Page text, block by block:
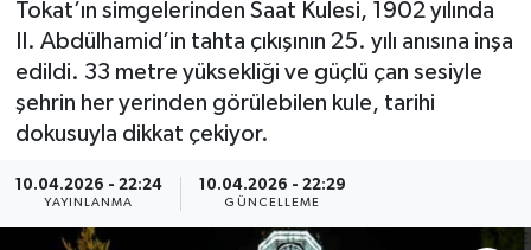
Tokat’ın simgelerinden Saat Kulesi, 1902 yılında
II. Abdülhamid’in tahta çıkışının 25. yılı anısına inşa
edildi. 33 metre yüksekliği ve güçlü çan sesiyle
şehrin her yerinden görülebilen kule, tarihi
dokusuyla dikkat çekiyor.
10.04.2026 - 22:24
YAYINLANMA
10.04.2026 - 22:29
GÜNCELLEME
MAGAZİN
ÖZEL HABER
SAĞLIK